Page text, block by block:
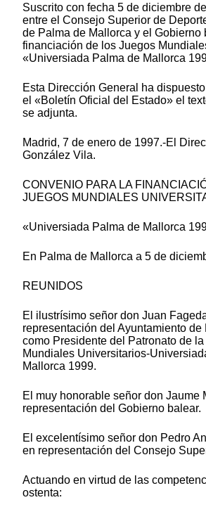
Suscrito con fecha 5 de diciembre
entre el Consejo Superior de
de Palma de Mallorca y el Gobierno
financiación de los Juegos
«Universiada Palma de Mallorca
Esta Dirección General ha
el «Boletín Oficial del Estado» el
se adjunta.
Madrid, 7 de enero de 1997.-El
González Vila.
CONVENIO PARA LA
JUEGOS MUNDIALES
«Universiada Palma de Mallorca
En Palma de Mallorca a 5 de
REUNIDOS
El ilustrísimo señor don Juan
representación del Ayuntamiento
como Presidente del Patronato de
Mundiales Universitarios-
Mallorca 1999.
El muy honorable señor don Jaume
representación del Gobierno balear.
El excelentísimo señor don Pedro
en representación del Consejo
Actuando en virtud de las
ostenta: